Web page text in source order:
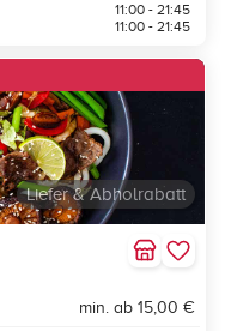
11:00 - 21:45
11:00 - 21:45
Liefer & Abholrabatt
min. ab 15,00 €